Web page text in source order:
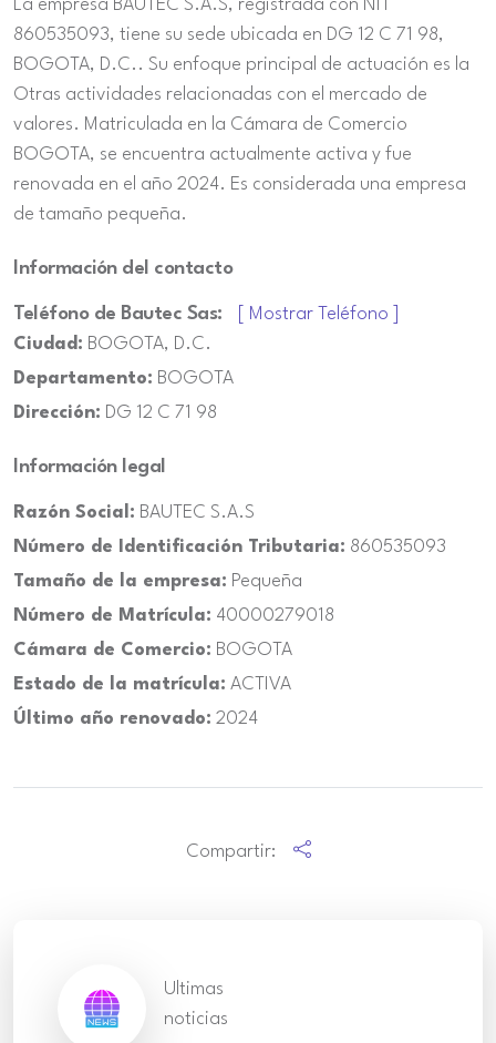
La empresa BAUTEC S.A.S, registrada con NIT
860535093, tiene su sede ubicada en DG 12 C 71 98,
BOGOTA, D.C.. Su enfoque principal de actuación es la
Otras actividades relacionadas con el mercado de
valores. Matriculada en la Cámara de Comercio
BOGOTA, se encuentra actualmente activa y fue
renovada en el año 2024. Es considerada una empresa
de tamaño pequeña.
Información del contacto
Teléfono de Bautec Sas:
[ Mostrar Teléfono ]
Ciudad: BOGOTA, D.C.
Departamento: BOGOTA
Dirección: DG 12 C 71 98
Información legal
Razón Social: BAUTEC S.A.S
Número de Identificación Tributaria: 860535093
Tamaño de la empresa: Pequeña
Número de Matrícula: 40000279018
Cámara de Comercio: BOGOTA
Estado de la matrícula: ACTIVA
Último año renovado: 2024
Compartir:
Ultimas
noticias